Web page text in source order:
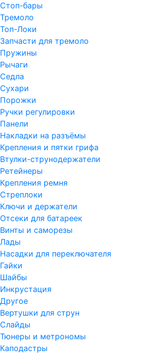
Стоп-бары
Тремоло
Топ-Локи
Запчасти для тремоло
Пружины
Рычаги
Седла
Сухари
Порожки
Ручки регулировки
Панели
Накладки на разъёмы
Крепления и пятки грифа
Втулки-струнодержатели
Ретейнеры
Крепления ремня
Стреплоки
Ключи и держатели
Отсеки для батареек
Винты и саморезы
Лады
Насадки для переключателя
Гайки
Шайбы
Инкрустация
Другое
Вертушки для струн
Слайды
Тюнеры и метрономы
Каподастры